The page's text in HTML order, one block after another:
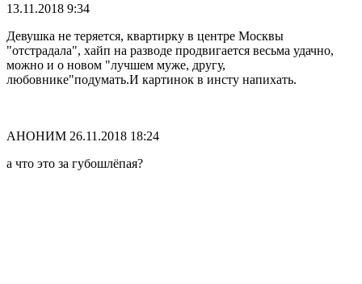
13.11.2018 9:34
Девушка не теряется, квартирку в центре Москвы
"отстрадала", хайп на разводе продвигается весьма удачно,
можно и о новом "лучшем муже, другу,
любовнике"подумать.И картинок в инсту напихать.
АНОНИМ 26.11.2018 18:24
а что это за губошлёпая?